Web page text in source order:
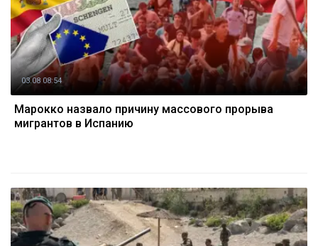
03.08 08:54
Марокко назвало причину массового прорыва
мигрантов в Испанию